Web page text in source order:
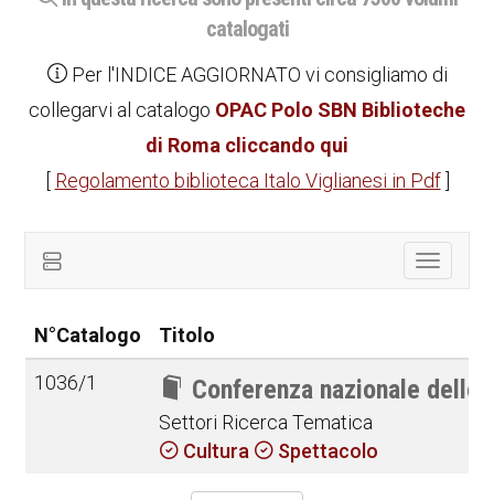
catalogati
Per l'INDICE AGGIORNATO vi consigliamo di
collegarvi al catalogo OPAC Polo SBN Biblioteche
di Roma cliccando qui
Regolamento biblioteca Italo Viglianesi in Pdf]
Toggle
N°Catalogo
Titolo
1036/1 Conferenza nazionale dello
Settori Ricerca Tematica
Cultura
Spettacolo